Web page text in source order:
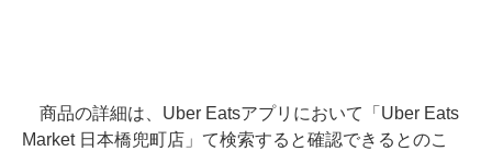
商品の詳細は、Uber Eatsアプリにおいて「Uber Eats
Market 日本橋兜町店」て検索すると確認できるとのこ